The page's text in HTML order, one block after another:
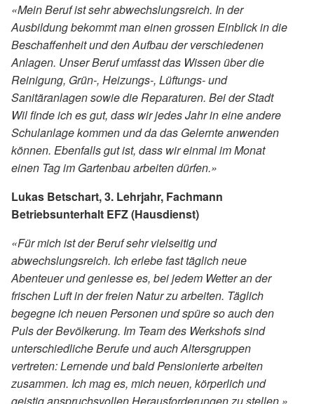
«Mein Beruf ist sehr abwechslungsreich. In der
Ausbildung bekommt man einen grossen Einblick in die
Beschaffenheit und den Aufbau der verschiedenen
Anlagen. Unser Beruf umfasst das Wissen über die
Reinigung, Grün-, Heizungs-, Lüftungs- und
Sanitäranlagen sowie die Reparaturen. Bei der Stadt
Wil finde ich es gut, dass wir jedes Jahr in eine andere
Schulanlage kommen und da das Gelernte anwenden
können. Ebenfalls gut ist, dass wir einmal im Monat
einen Tag im Gartenbau arbeiten dürfen.»
Lukas Betschart, 3. Lehrjahr, Fachmann
Betriebsunterhalt EFZ (Hausdienst)
«Für mich ist der Beruf sehr vielseitig und
abwechslungsreich. Ich erlebe fast täglich neue
Abenteuer und geniesse es, bei jedem Wetter an der
frischen Luft in der freien Natur zu arbeiten. Täglich
begegne ich neuen Personen und spüre so auch den
Puls der Bevölkerung. Im Team des Werkshofs sind
unterschiedliche Berufe und auch Altersgruppen
vertreten: Lernende und bald Pensionierte arbeiten
zusammen. Ich mag es, mich neuen, körperlich und
geistig anspruchsvollen Herausforderungen zu stellen.»